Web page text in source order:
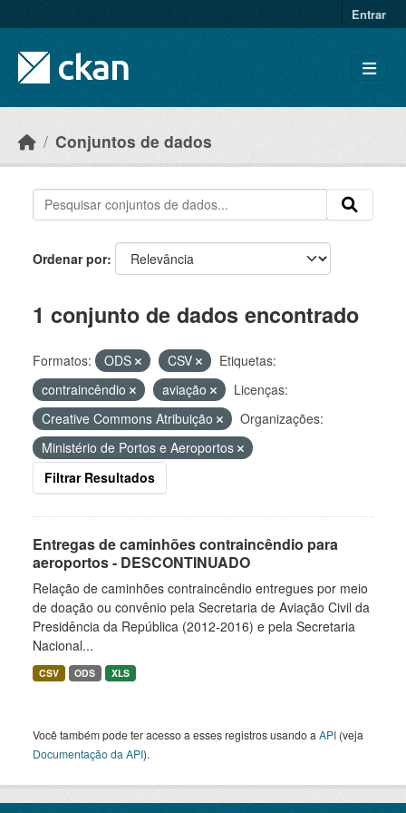
Entrar
Conjuntos de dados
Ordenar por
1 conjunto de dados encontrado
Formatos: ODS CSV
Etiquetas:
contraincêndio
aviação
Licenças:
Creative Commons Atribuição
Organizações:
Ministério de Portos e Aeroportos
Filtrar Resultados
Entregas de caminhões contraincêndio para
aeroportos - DESCONTINUADO
Relação de caminhões contraincêndio entregues por meio
de doação ou convênio pela Secretaria de Aviação Civil da
Presidência da República (2012-2016) e pela Secretaria
Nacional...
CSV ODS XLS
Você também pode ter acesso a esses registros usando a API (veja
Documentação da API).